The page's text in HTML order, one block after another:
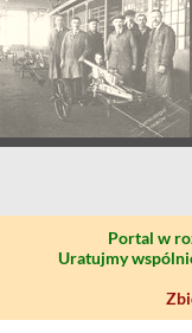
Portal w
Uratujmy